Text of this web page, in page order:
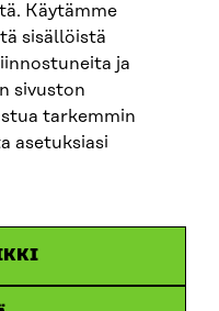
Käytämme
sisällöistä
ja
sivuston
tarkemmin
asetuksiasi